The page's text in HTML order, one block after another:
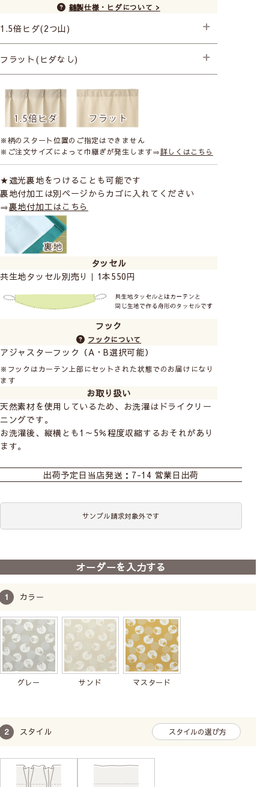
縫製仕様・ヒダについて >
1.5倍ヒダ(2つ山)
├プレミアム縫製
フラット(ヒダなし)
※柄のスタート位置のご指定はできません
※ご注文サイズによって巾継ぎが発生します⇒詳しくはこちら
★遮光裏地をつけることも可能です
裏地付加工は別ページからカゴに入れてください
⇒裏地付加工はこちら
タッセル
共生地タッセル別売り｜1本550円
フック
フックについて
アジャスターフック（A・B選択可能）
※フックはカーテン上部にセットされた状態でのお届けになり
ます
お取り扱い
天然素材を使用しているため、お洗濯はドライクリー
ニングです。
お洗濯後、縦横とも1～5％程度収縮するおそれがあり
ます。
出荷予定日 当店発送：7-14 営業日出荷
サンプル請求対象外です
オーダーを入力する
カラー
グレー サンド マスタード
スタイル スタイルの選び方